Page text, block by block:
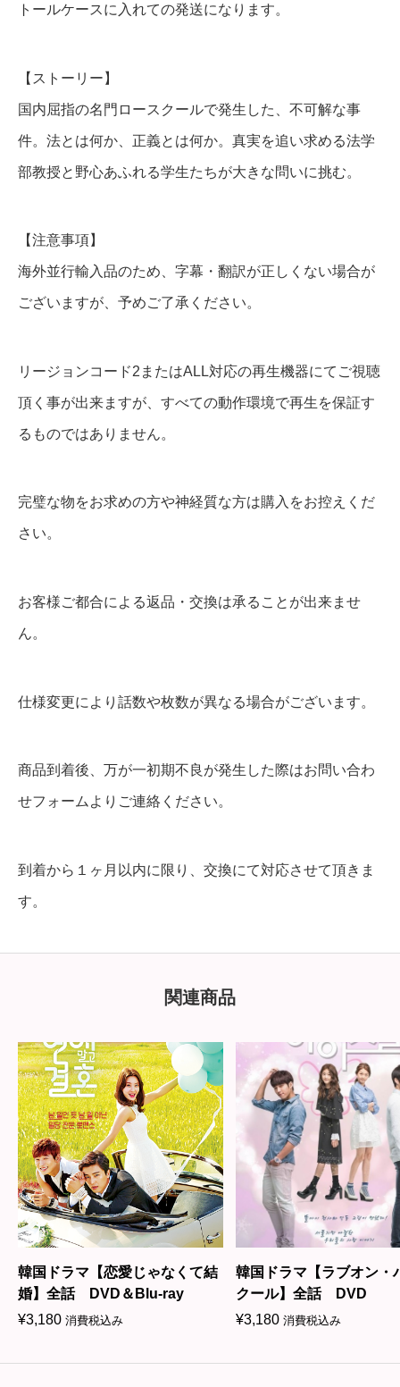
トールケースに入れての発送になります。
【ストーリー】
国内屈指の名門ロースクールで発生した、不可解な事
件。法とは何か、正義とは何か。真実を追い求める法学
部教授と野心あふれる学生たちが大きな問いに挑む。
【注意事項】
海外並行輸入品のため、字幕・翻訳が正しくない場合が
ございますが、予めご了承ください。
リージョンコード2またはALL対応の再生機器にてご視聴
頂く事が出来ますが、すべての動作環境で再生を保証す
るものではありません。
完璧な物をお求めの方や神経質な方は購入をお控えくだ
さい。
お客様ご都合による返品・交換は承ることが出来ませ
ん。
仕様変更により話数や枚数が異なる場合がございます。
商品到着後、万が一初期不良が発生した際はお問い合わ
せフォームよりご連絡ください。
到着から１ヶ月以内に限り、交換にて対応させて頂きま
す。
関連商品
韓国ドラマ【恋愛じゃなくて結
婚】全話 DVD＆Blu-ray
¥3,180 消費税込み
韓国ドラマ【ラブオン・
クール】全話 DVD
¥3,180 消費税込み